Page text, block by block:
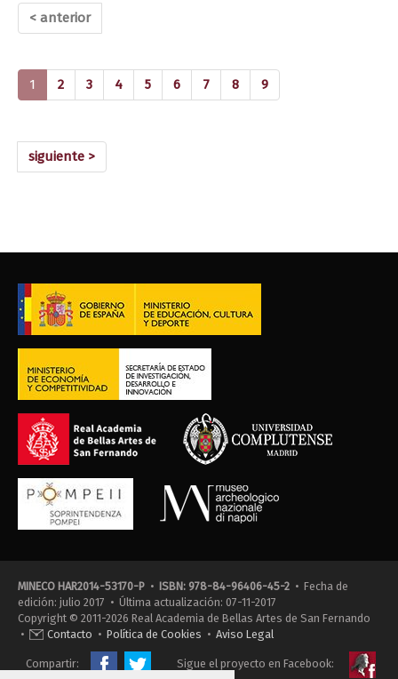
< anterior
1 (current)
2 3 4 5 6 7 8 9
siguiente >
MINECO HAR2014-53170-P • ISBN: 978-84-96406-45-2 • Fecha de
edición: julio 2017 • Última actualización: 07-11-2017
Copyright © 2011-2026 Real Academia de Bellas Artes de San Fernando
•
Contacto • Política de Cookies • Aviso Legal
Sigue el proyecto en Facebook:
Compartir: